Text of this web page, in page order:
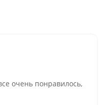
очень понравилось,